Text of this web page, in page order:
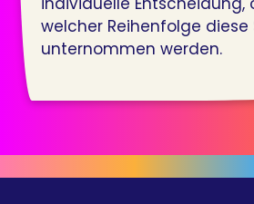
welcher Reihenfolge diese
unternommen werden.